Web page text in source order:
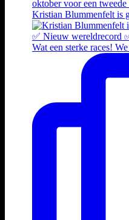
Kristian Blummenfelt is
Wat een sterke races!